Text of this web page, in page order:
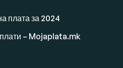
плата за 2024
плати – Mojaplata.mk